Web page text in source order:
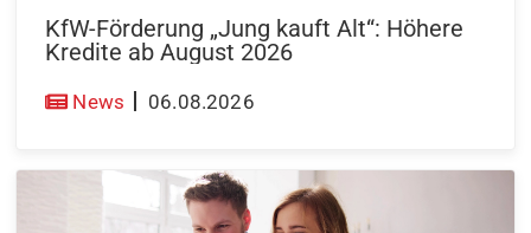
KfW-Förderung „Jung kauft Alt“: Höhere
Kredite ab August 2026
News 06.08.2026